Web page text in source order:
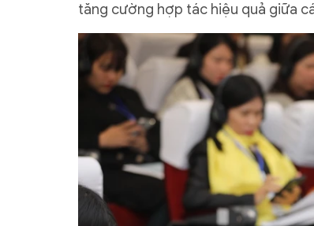
tăng cường hợp tác hiệu quả giữa